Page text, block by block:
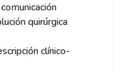
quirúrgica
clínico-